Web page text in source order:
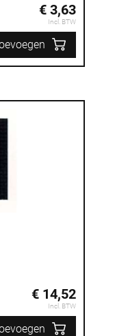
€ 3,63
Incl. BTW
€ 14,52
Incl. BTW